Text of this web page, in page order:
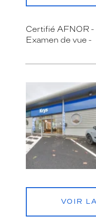
Certifié AFNOR
Examen de vue
VOIR